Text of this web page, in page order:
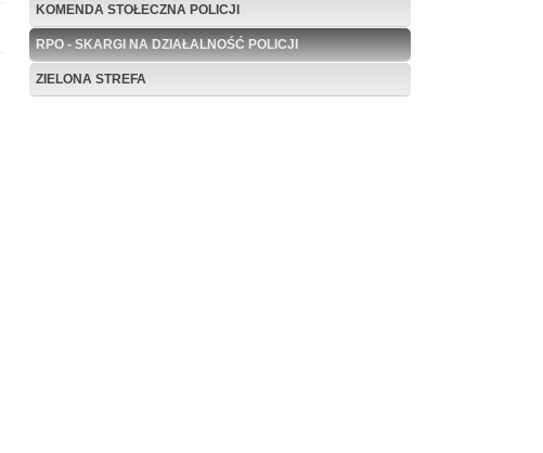
KOMENDA STOŁECZNA POLICJI
RPO - SKARGI NA DZIAŁALNOŚĆ POLICJI
ZIELONA STREFA